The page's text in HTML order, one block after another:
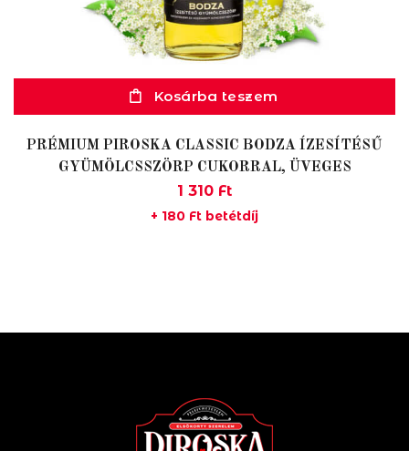
Kosárba teszem
PRÉMIUM PIROSKA CLASSIC BODZA ÍZESÍTÉSŰ
GYÜMÖLCSSZÖRP CUKORRAL, ÜVEGES
1 310 Ft
+ 180 Ft betétdíj